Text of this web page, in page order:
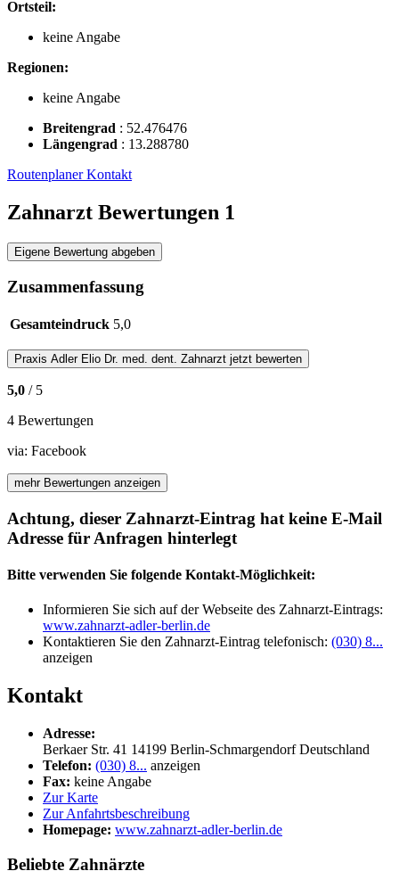
Ortsteil:
keine Angabe
Regionen:
keine Angabe
Breitengrad : 52.476476
Längengrad : 13.288780
RoutenplanerKontakt
Zahnarzt Bewertungen 1
Eigene Bewertung abgeben
Zusammenfassung
Gesamteindruck 5,0
Praxis Adler Elio Dr. med. dent. Zahnarzt jetzt bewerten
5,0 / 5
4 Bewertungen
via: Facebook
mehr Bewertungen anzeigen
Achtung, dieser Zahnarzt-Eintrag hat keine E-Mail
Adresse für Anfragen hinterlegt
Bitte verwenden Sie folgende Kontakt-Möglichkeit:
Informieren Sie sich auf der Webseite des Zahnarzt-Eintrags:
www.zahnarzt-adler-berlin.de
Kontaktieren Sie den Zahnarzt-Eintrag telefonisch: (030) 8...
anzeigen
Kontakt
Adresse:
Berkaer Str. 41 14199 Berlin-Schmargendorf Deutschland
Telefon: (030) 8... anzeigen
Fax: keine Angabe
Zur Karte
Zur Anfahrtsbeschreibung
Homepage: www.zahnarzt-adler-berlin.de
Beliebte Zahnärzte